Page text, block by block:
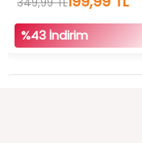
%43 İndirim